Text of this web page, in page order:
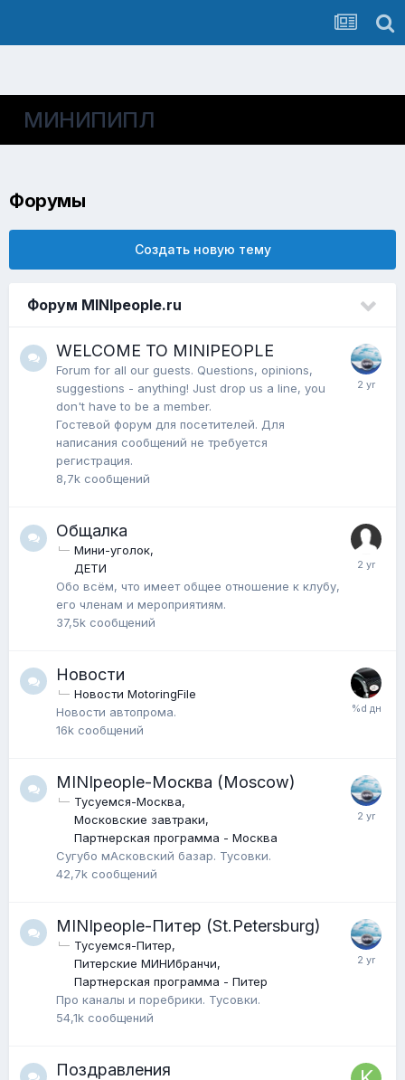
МИНИПИПЛ
Форумы
Создать новую тему
Форум MINIpeople.ru
WELCOME TO MINIPEOPLE
Forum for all our guests. Questions, opinions,
suggestions - anything! Just drop us a line, you
don't have to be a member.
Гостевой форум для посетителей. Для
написания сообщений не требуется
регистрация.
8,7k сообщений
Общалка
Мини-уголок
ДЕТИ
Обо всём, что имеет общее отношение к клубу,
его членам и мероприятиям.
37,5k сообщений
Новости
Новости MotoringFile
Новости автопрома.
16k сообщений
MINIpeople-Москва (Moscow)
Тусуемся-Москва
Московские завтраки
Партнерская программа - Москва
Сугубо мАсковский базар. Тусовки.
42,7k сообщений
MINIpeople-Питер (St.Petersburg)
Тусуемся-Питер
Питерские МИНИбранчи
Партнерская программа - Питер
Про каналы и поребрики. Тусовки.
54,1k сообщений
Поздравления